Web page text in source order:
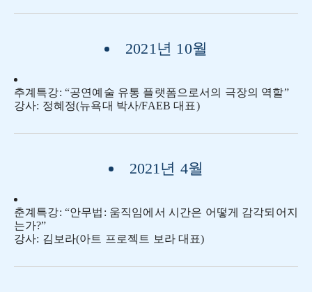
2021년 10월
추계특강: “공연예술 유통 플랫폼으로서의 극장의 역할”
강사: 정혜정(뉴욕대 박사/FAEB 대표)
2021년 4월
춘계특강: “안무법: 움직임에서 시간은 어떻게 감각되어지
는가?”
강사: 김보라(아트 프로젝트 보라 대표)